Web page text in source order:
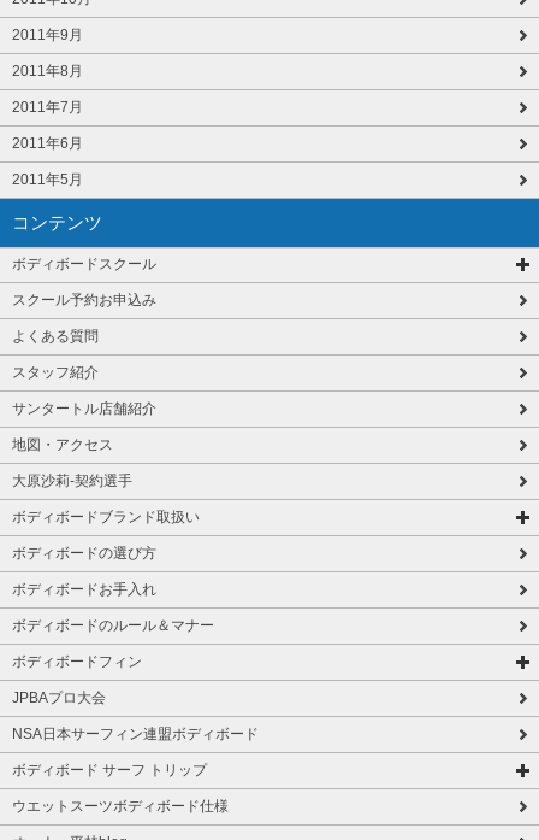
2011年9月
2011年8月
2011年7月
2011年6月
2011年5月
コンテンツ
ボディボードスクール
スクール予約お申込み
よくある質問
スタッフ紹介
サンタートル店舗紹介
地図・アクセス
大原沙莉-契約選手
ボディボードブランド取扱い
ボディボードの選び方
ボディボードお手入れ
ボディボードのルール＆マナー
ボディボードフィン
JPBAプロ大会
NSA日本サーフィン連盟ボディボード
ボディボード サーフ トリップ
ウエットスーツボディボード仕様